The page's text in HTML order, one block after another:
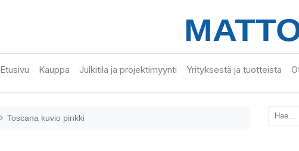
Etusivu Kauppa Julkitila ja projektimyynti Yrityksestä ja tuotteista
Toscana kuvio pinkki